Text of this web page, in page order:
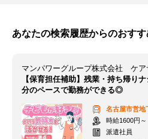
あなたの検索履歴からのおすす
【保育担任補助】残業・持ち帰り
分のペースで勤務ができる◎
名古屋市営地
時給1600円
派遣社員